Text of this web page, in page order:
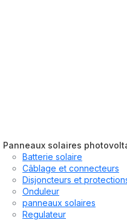
Panneaux solaires
Batterie solaire
Câblage et connecteurs
Disjoncteurs et
Onduleur
panneaux solaires
Regulateur